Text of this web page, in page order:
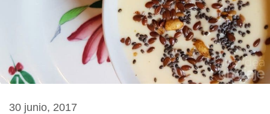
30 junio, 2017